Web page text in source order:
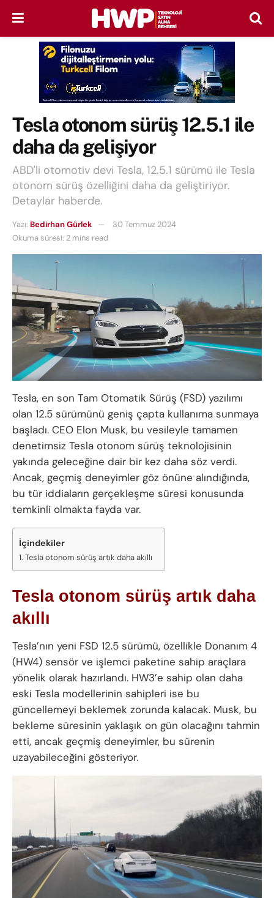
Tesla otonom sürüş 12.5.1 ile
daha da gelişiyor
ABD'li otomotiv devi Tesla, 12.5.1 sürümü ile Tesla
otonom sürüş özelliğini daha da geliştiriyor.
Detaylar haberde.
Yazı: Bedirhan Gürlek
30 Temmuz 2024
Okuma süresi: 2 mins read
Tesla, en son Tam Otomatik Sürüş (FSD) yazılımı
olan 12.5 sürümünü geniş çapta kullanıma sunmaya
başladı. CEO Elon Musk, bu vesileyle tamamen
denetimsiz Tesla otonom sürüş teknolojisinin
yakında geleceğine dair bir kez daha söz verdi.
Ancak, geçmiş deneyimler göz önüne alındığında,
bu tür iddiaların gerçekleşme süresi konusunda
temkinli olmakta fayda var.
İçindekiler
Tesla otonom sürüş artık daha akıllı
Tesla otonom sürüş artık daha
akıllı
Tesla’nın yeni FSD 12.5 sürümü, özellikle Donanım 4
(HW4) sensör ve işlemci paketine sahip araçlara
yönelik olarak hazırlandı. HW3’e sahip olan daha
eski Tesla modellerinin sahipleri ise bu
güncellemeyi beklemek zorunda kalacak. Musk, bu
bekleme süresinin yaklaşık on gün olacağını tahmin
etti, ancak geçmiş deneyimler, bu sürenin
uzayabileceğini gösteriyor.